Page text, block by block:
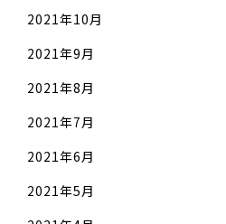
2021年10月
2021年9月
2021年8月
2021年7月
2021年6月
2021年5月